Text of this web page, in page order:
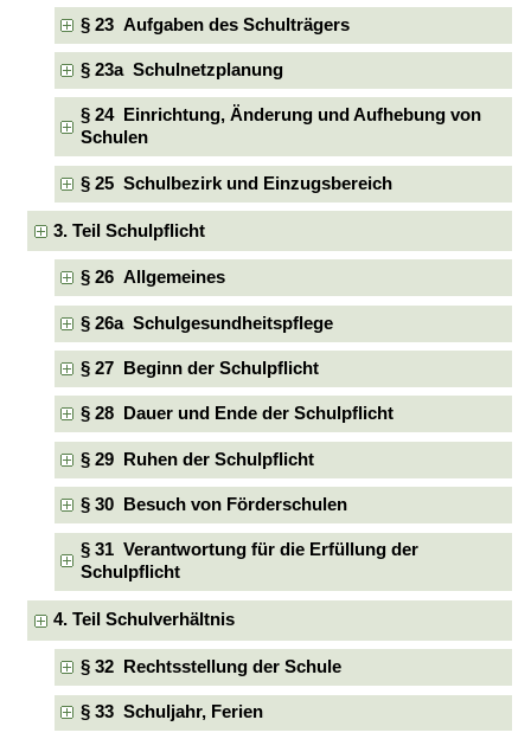
§ 23 Aufgaben des Schulträgers
§ 23a Schulnetzplanung
§ 24 Einrichtung, Änderung und Aufhebung von
Schulen
§ 25 Schulbezirk und Einzugsbereich
3. Teil Schulpflicht
§ 26 Allgemeines
§ 26a Schulgesundheitspflege
§ 27 Beginn der Schulpflicht
§ 28 Dauer und Ende der Schulpflicht
§ 29 Ruhen der Schulpflicht
§ 30 Besuch von Förderschulen
§ 31 Verantwortung für die Erfüllung der
Schulpflicht
4. Teil Schulverhältnis
§ 32 Rechtsstellung der Schule
§ 33 Schuljahr, Ferien